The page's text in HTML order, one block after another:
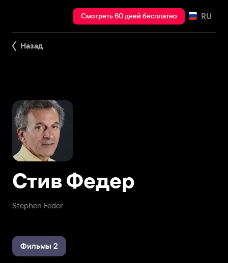
Смотреть 60 дней бесплатно RU
Назад
Stephen Feder
Стив Федер
Фильмы 2